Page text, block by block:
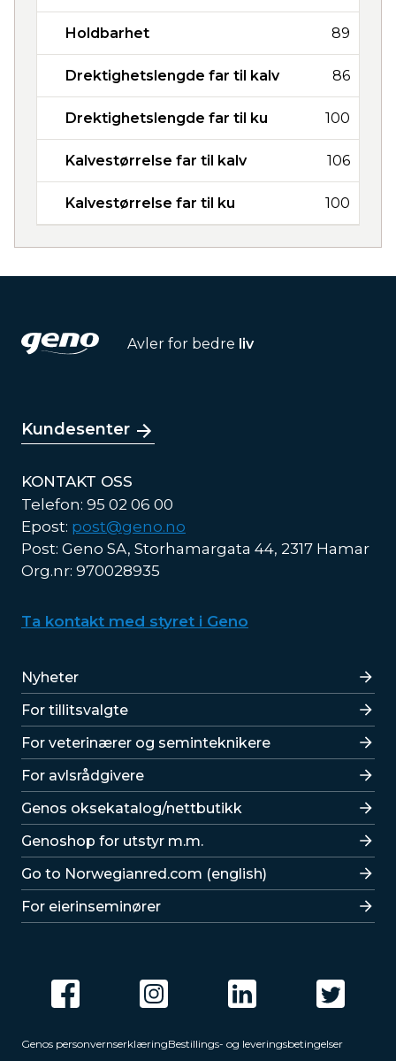
Holdbarhet 89
Drektighetslengde far til kalv 86
Drektighetslengde far til ku 100
Kalvestørrelse far til kalv 106
Kalvestørrelse far til ku 100
Avler for bedre liv
Kundesenter
KONTAKT OSS
Telefon: 95 02 06 00
Epost: post@geno.no
Post: Geno SA, Storhamargata 44, 2317 Hamar
Org.nr: 970028935
Ta kontakt med styret i Geno
Lenker
Nyheter
For tillitsvalgte
For veterinærer og seminteknikere
For avlsrådgivere
Lenker
Genos oksekatalog/nettbutikk
Genoshop for utstyr m.m.
Go to Norwegianred.com (english)
For eierinseminører
Genos personvernserklæringBestillings- og leveringsbetingelser